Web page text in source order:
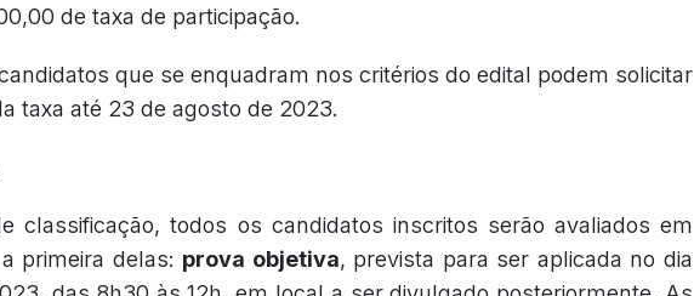
de taxa de participação.
que se enquadram nos critérios do edital podem solicitar
taxa até 23 de agosto de 2023.
classificação, todos os candidatos inscritos serão avaliados em
primeira delas: prova objetiva, prevista para ser aplicada no dia